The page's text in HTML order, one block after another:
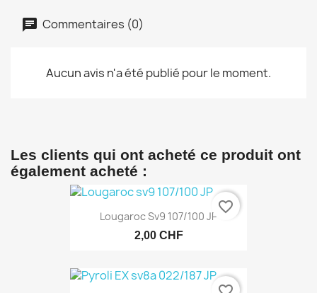
Commentaires (0)
Aucun avis n'a été publié pour le moment.
Les clients qui ont acheté ce produit ont
également acheté :
Lougaroc Sv9 107/100 JP
2,00 CHF
favorite_border